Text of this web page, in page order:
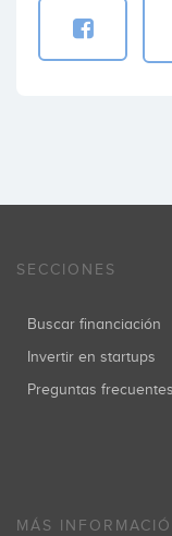
SECCIONES
Buscar financiación
Invertir en startups
Preguntas frecuentes
MÁS